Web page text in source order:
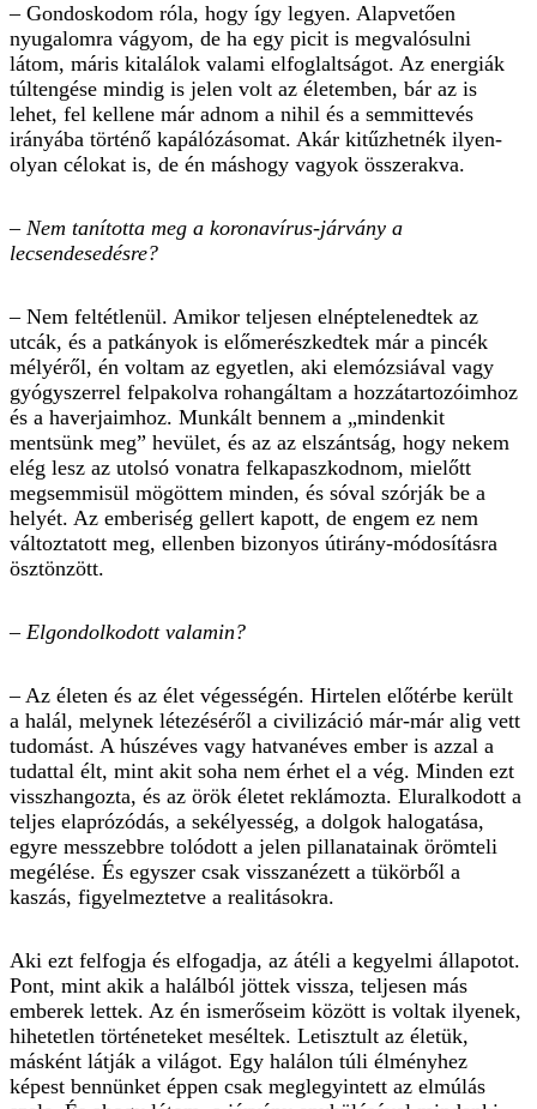
– Gondoskodom róla, hogy így legyen. Alapvetően
nyugalomra vágyom, de ha egy picit is megvalósulni
látom, máris kitalálok valami elfoglaltságot. Az energiák
túltengése mindig is jelen volt az életemben, bár az is
lehet, fel kellene már adnom a nihil és a semmittevés
irányába történő kapálózásomat. Akár kitűzhetnék ilyen-
olyan célokat is, de én máshogy vagyok összerakva.
– Nem tanította meg a koronavírus-járvány a
lecsendesedésre?
– Nem feltétlenül. Amikor teljesen elnéptelenedtek az
utcák, és a patkányok is előmerészkedtek már a pincék
mélyéről, én voltam az egyetlen, aki elemózsiával vagy
gyógyszerrel felpakolva rohangáltam a hozzátartozóimhoz
és a haverjaimhoz. Munkált bennem a „mindenkit
mentsünk meg” hevület, és az az elszántság, hogy nekem
elég lesz az utolsó vonatra felkapaszkodnom, mielőtt
megsemmisül mögöttem minden, és sóval szórják be a
helyét. Az emberiség gellert kapott, de engem ez nem
változtatott meg, ellenben bizonyos út­irány-módosításra
ösztönzött.
– Elgondolkodott valamin?
– Az életen és az élet végességén. Hirtelen előtérbe került
a halál, melynek létezéséről a civilizáció már-már alig vett
tudomást. A húszéves vagy hatvanéves ember is azzal a
tudattal élt, mint akit soha nem érhet el a vég. Minden ezt
visszhangozta, és az örök életet reklámozta. Eluralkodott a
teljes elaprózódás, a sekélyesség, a dolgok halogatása,
egyre messzebbre tolódott a jelen pillanatainak öröm­­teli
megélése. És egyszer csak visszanézett a tükörből a
kaszás, figyelmeztetve a realitásokra.
Aki ezt felfogja és elfogadja, az átéli a kegyelmi állapotot.
Pont, mint akik a halálból jöttek vissza, teljesen más
emberek lettek. Az én ismerőseim között is voltak ilyenek,
hihetetlen történeteket meséltek. Letisztult az életük,
másként látják a világot. Egy halálon túli élményhez
képest bennünket éppen csak meglegyintett az elmúlás